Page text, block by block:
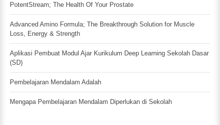
PotentStream; The Health Of Your Prostate
Advanced Amino Formula; The Breakthrough Solution for Muscle
Loss, Energy & Strength
Aplikasi Pembuat Modul Ajar Kurikulum Deep Learning Sekolah Dasar
(SD)
Pembelajaran Mendalam Adalah
Mengapa Pembelajaran Mendalam Diperlukan di Sekolah